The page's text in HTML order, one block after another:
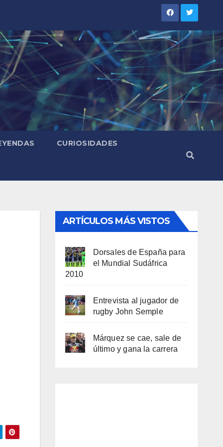
CURIOSIDADES
ARTÍCULOS MÁS VISTOS
Dorsales de España para
el Mundial Sudáfrica
2010
Entrevista al jugador de
rugby John Semple
Márquez se cae, sale de
último y gana la carrera